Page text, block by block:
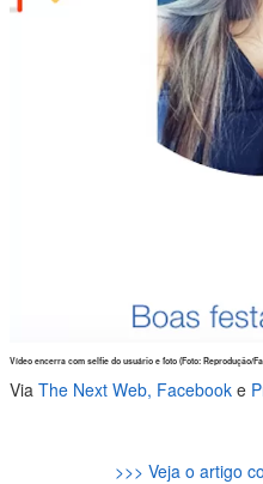
Vídeo encerra com selfie do usuário e foto (Foto: Reprodução/
Via The Next Web, Facebook e
>>> Veja o artigo